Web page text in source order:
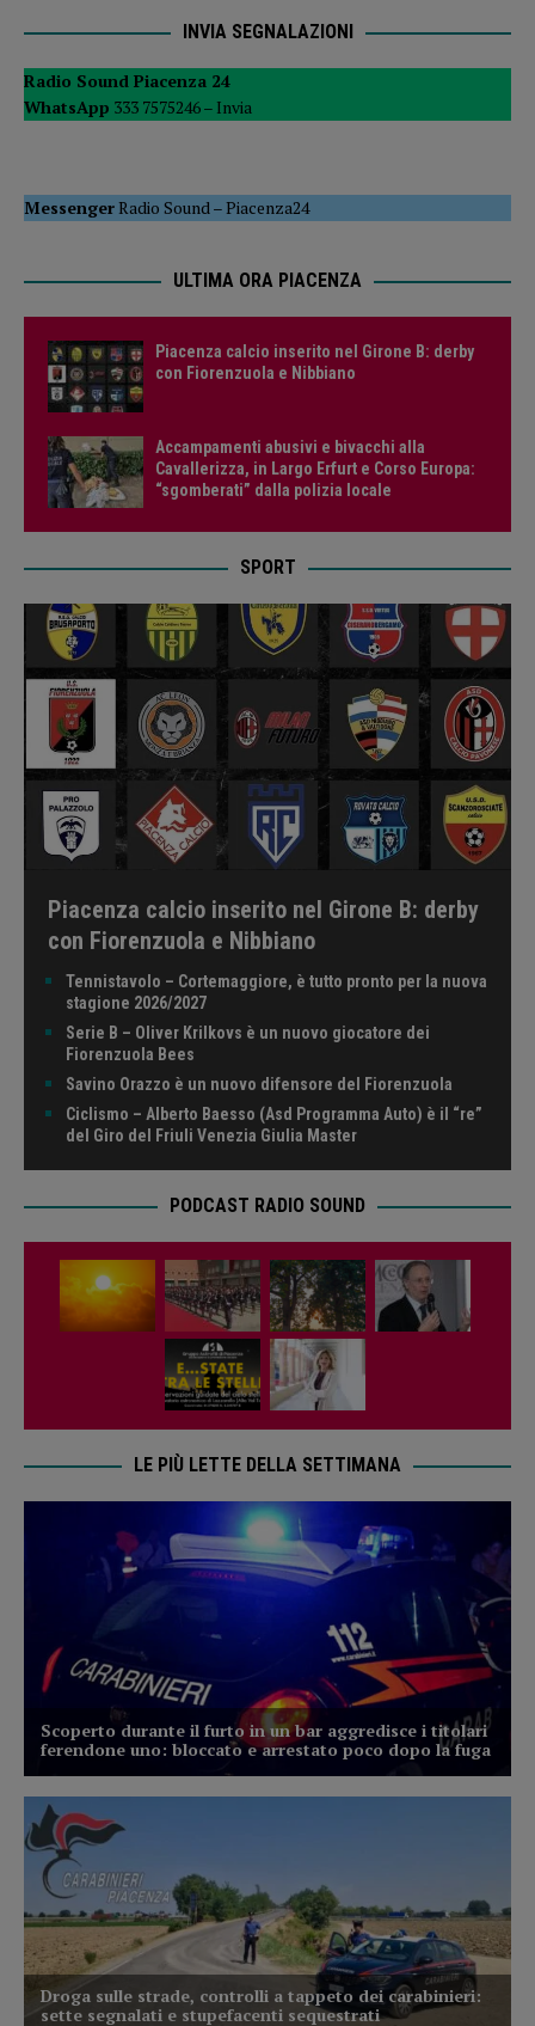
INVIA SEGNALAZIONI
Radio Sound Piacenza 24
WhatsApp 333 7575246 – Invia
MessengerRadio Sound–Piacenza24
ULTIMA ORA PIACENZA
Piacenza calcio inserito nel Girone B: derby
con Fiorenzuola e Nibbiano
Accampamenti abusivi e bivacchi alla
Cavallerizza, in Largo Erfurt e Corso Europa:
“sgomberati” dalla polizia locale
SPORT
Piacenza calcio inserito nel Girone B: derby
con Fiorenzuola e Nibbiano
Tennistavolo – Cortemaggiore, è tutto pronto per la nuova
stagione 2026/2027
Serie B – Oliver Krilkovs è un nuovo giocatore dei
Fiorenzuola Bees
Savino Orazzo è un nuovo difensore del Fiorenzuola
Ciclismo – Alberto Baesso (Asd Programma Auto) è il “re”
del Giro del Friuli Venezia Giulia Master
PODCAST RADIO SOUND
LE PIÙ LETTE DELLA SETTIMANA